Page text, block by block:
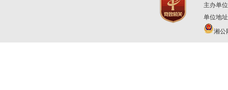
主办单
单位地
湘公